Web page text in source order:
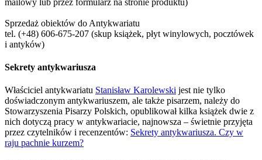
Sprzedaż obiektów do Antykwariatu
tel. (+48) 606-675-207 (skup książek, płyt winylowych, pocztówek
i antyków)
Sekrety antykwariusza
Właściciel antykwariatu Stanisław Karolewski jest nie tylko
doświadczonym antykwariuszem, ale także pisarzem, należy do
Stowarzyszenia Pisarzy Polskich, opublikował kilka książek dwie z
nich dotyczą pracy w antykwariacie, najnowsza – świetnie przyjęta
przez czytelników i recenzentów: Sekrety antykwariusza. Czy w
raju pachnie kurzem?